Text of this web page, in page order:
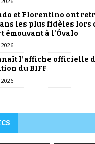
et Florentino ont
les plus fidèles lors
émouvant à l’Óvalo
l’affiche officielle
du BIFF